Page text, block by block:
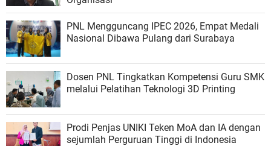
PNL Mengguncang IPEC 2026, Empat Medali
Nasional Dibawa Pulang dari Surabaya
Dosen PNL Tingkatkan Kompetensi Guru SMK
melalui Pelatihan Teknologi 3D Printing
Prodi Penjas UNIKI Teken MoA dan IA dengan
sejumlah Perguruan Tinggi di Indonesia